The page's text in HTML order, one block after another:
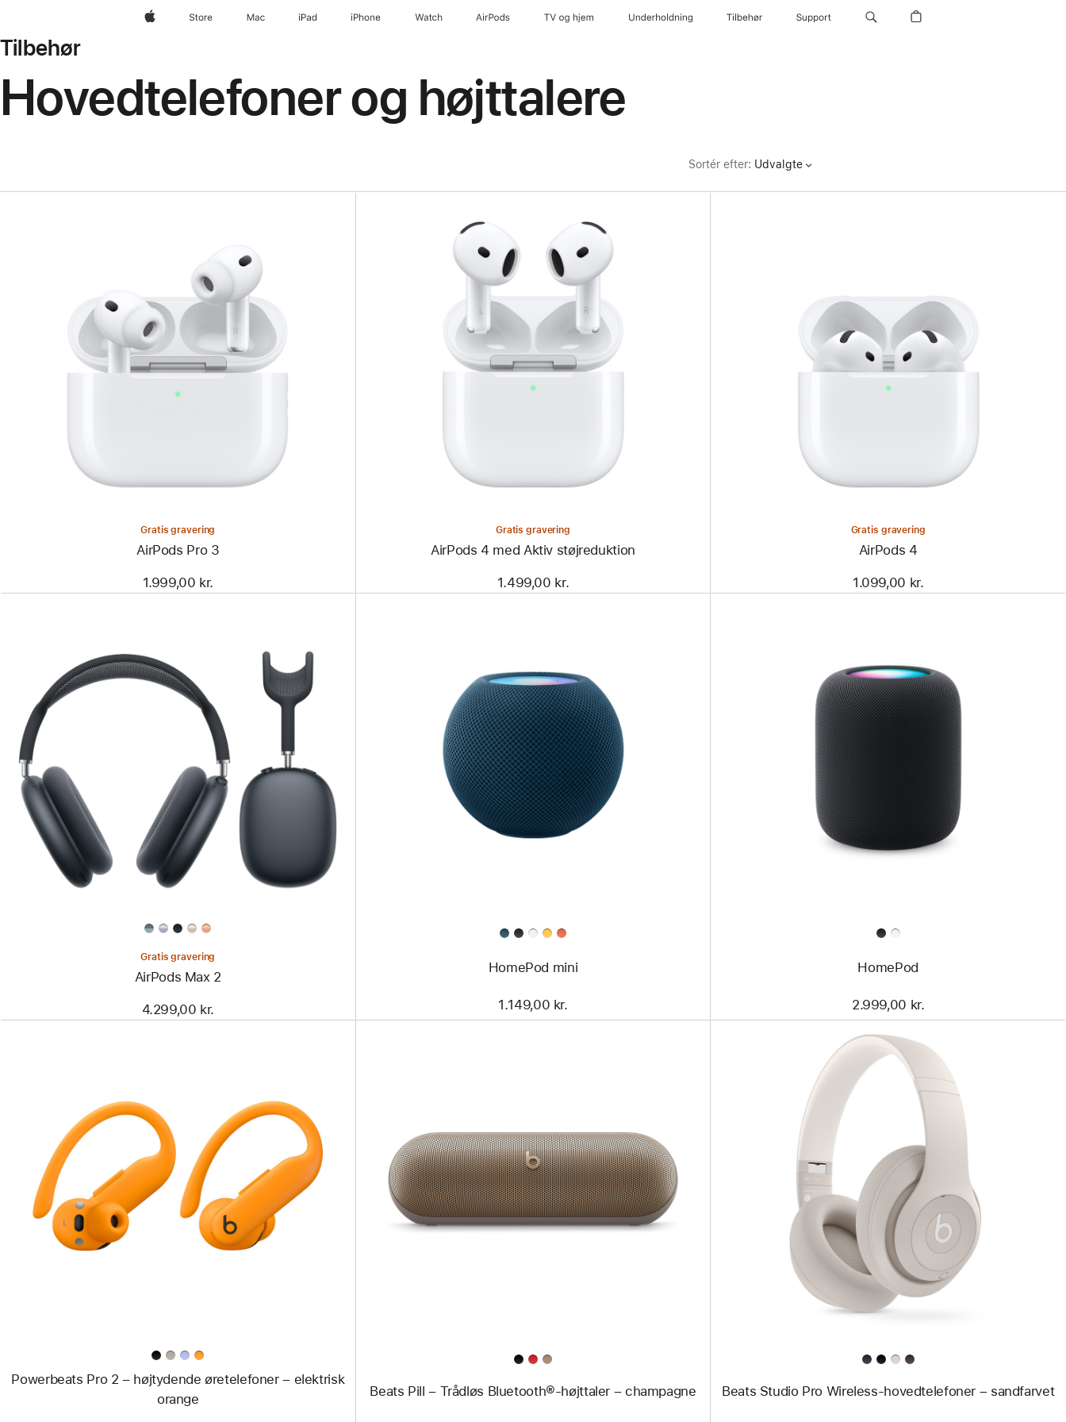
AppleStore Mac iPad iPhone Watch AirPods TV og hjem Underholdning Tilbehør Support
Tilbehør
Hovedtelefoner og højttalere
Sortér efter: Udvalgte
Gratis gravering
AirPods Pro 3
1.999,00 kr.
Gratis gravering
AirPods 4 med Aktiv støjreduktion
1.499,00 kr.
Gratis gravering
AirPods 4
1.099,00 kr.
Gratis gravering
AirPods Max 2
4.299,00 kr.
HomePod mini
1.149,00 kr.
HomePod
2.999,00 kr.
Forrige
Billede
-
Powerbeats Pro 2
højtydende
øretelefoner
Powerbeats Pro 2 – højtydende øretelefoner – elektrisk
orange
Forrige
Billede
-
Beats
Pill
–
Beats Pill – Trådløs Bluetooth®-højttaler – champagne
Forrige
Billede
Beats
Studio
Pro
Wireless-
hovedtelefoner
–
sandfarvet
Beats Studio Pro Wireless-hovedtelefoner – sandfarvet